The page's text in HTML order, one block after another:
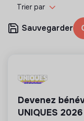
Trier par
Sauvegarder
Devenez
UNIQUES 2026